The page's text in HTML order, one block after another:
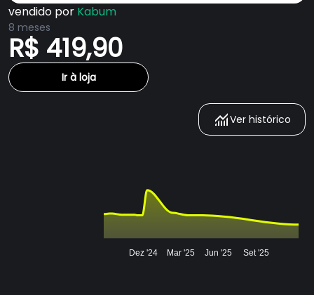
vendido por Kabum
8 meses
R$ 419,90
Ir à loja
Ver histórico
Dez '24 Mar '25 Jun '25 Set '25